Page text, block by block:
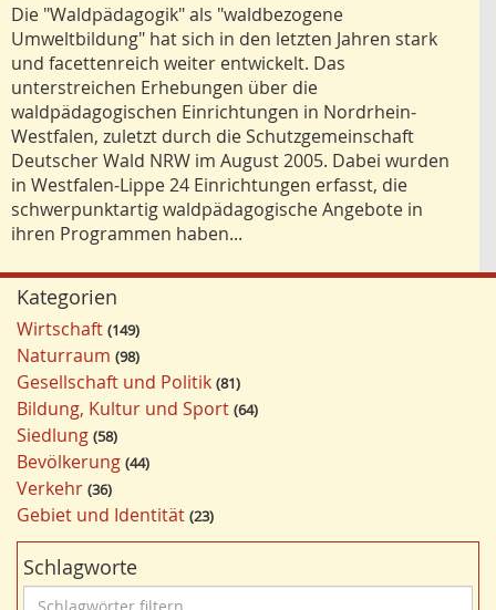
Die "Waldpädagogik" als "waldbezogene
Umweltbildung" hat sich in den letzten Jahren stark
und facettenreich weiter entwickelt. Das
unterstreichen Erhebungen über die
waldpädagogischen Einrichtungen in Nordrhein-
Westfalen, zuletzt durch die Schutzgemeinschaft
Deutscher Wald NRW im August 2005. Dabei wurden
in Westfalen-Lippe 24 Einrichtungen erfasst, die
schwerpunktartig waldpädagogische Angebote in
ihren Programmen haben...
Kategorien
Wirtschaft 149
Naturraum 98
Gesellschaft und Politik 81
Bildung, Kultur und Sport 64
Siedlung 58
Bevölkerung 44
Verkehr 36
Gebiet und Identität 23
Schlagworte